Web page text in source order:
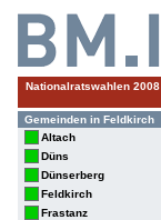
Nationalratswahlen 2008
Gemeinden in Feldkirch
Altach
Düns
Dünserberg
Feldkirch
Frastanz